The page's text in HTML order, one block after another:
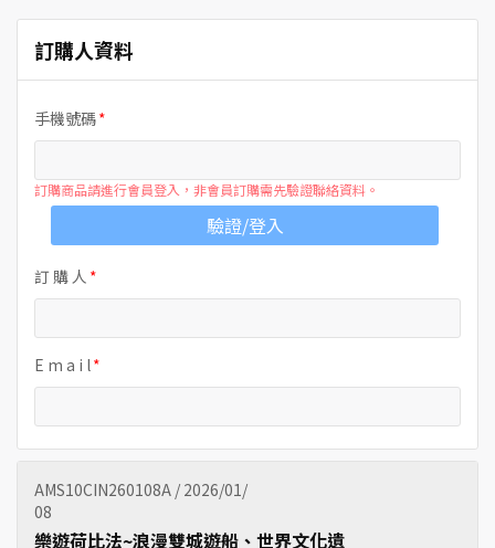
訂購人資料
手機號碼
訂購商品請進行會員登入，非會員訂購需先驗證聯絡資料。
驗證/登入
訂 購 人
E m a i l
AMS10CIN260108A / 2026/01/
08
樂遊荷比法~浪漫雙城遊船、世界文化遺